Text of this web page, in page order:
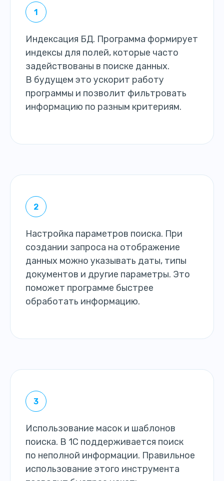
Индексация БД. Программа формирует
индексы для полей, которые часто
задействованы в поиске данных.
В будущем это ускорит работу
программы и позволит фильтровать
информацию по разным критериям.
Настройка параметров поиска. При
создании запроса на отображение
данных можно указывать даты, типы
документов и другие параметры. Это
поможет программе быстрее
обработать информацию.
Использование масок и шаблонов
поиска. В 1С поддерживается поиск
по неполной информации. Правильное
использование этого инструмента